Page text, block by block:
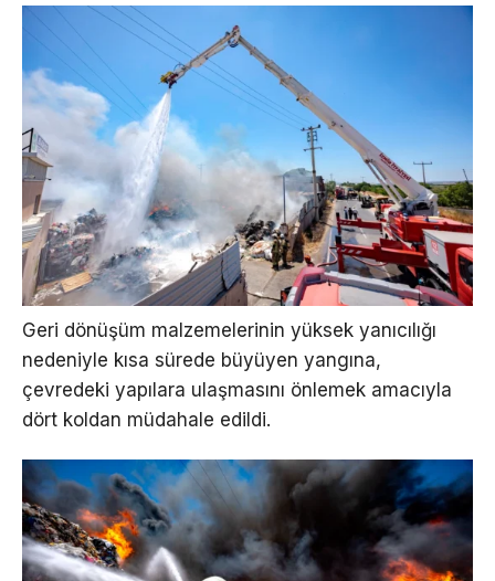
Geri dönüşüm malzemelerinin yüksek yanıcılığı
nedeniyle kısa sürede büyüyen yangına,
çevredeki yapılara ulaşmasını önlemek amacıyla
dört koldan müdahale edildi.